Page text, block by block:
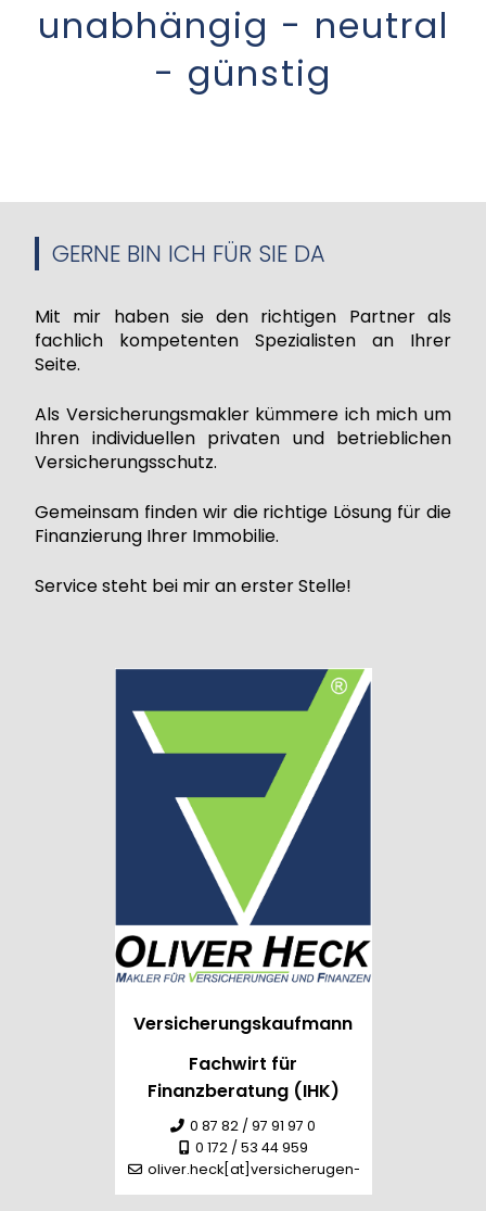
unabhängig - neutral
- günstig
GERNE BIN ICH FÜR SIE DA
Mit mir haben sie den richtigen Partner als
fachlich kompetenten Spezialisten an Ihrer
Seite.
Als Versicherungsmakler kümmere ich mich um
Ihren individuellen privaten und betrieblichen
Versicherungsschutz.
Gemeinsam finden wir die richtige Lösung für die
Finanzierung Ihrer Immobilie.
Service steht bei mir an erster Stelle!
Versicherungskaufmann
Fachwirt für
Finanzberatung (IHK)
0 87 82 / 97 91 97 0
0 172 / 53 44 959
oliver.heck[at]versicherugen-heck.de